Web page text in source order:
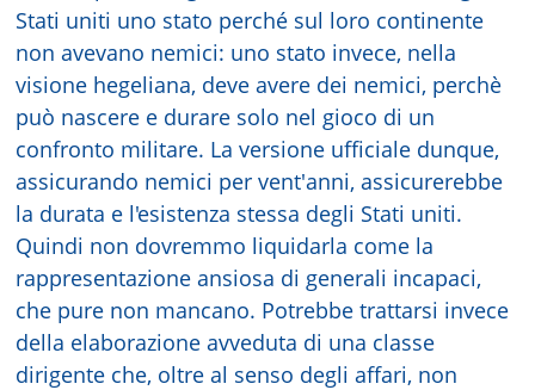
Stati uniti uno stato perché sul loro continente
non avevano nemici: uno stato invece, nella
visione hegeliana, deve avere dei nemici, perchè
può nascere e durare solo nel gioco di un
confronto militare. La versione ufficiale dunque,
assicurando nemici per vent'anni, assicurerebbe
la durata e l'esistenza stessa degli Stati uniti.
Quindi non dovremmo liquidarla come la
rappresentazione ansiosa di generali incapaci,
che pure non mancano. Potrebbe trattarsi invece
della elaborazione avveduta di una classe
dirigente che, oltre al senso degli affari, non